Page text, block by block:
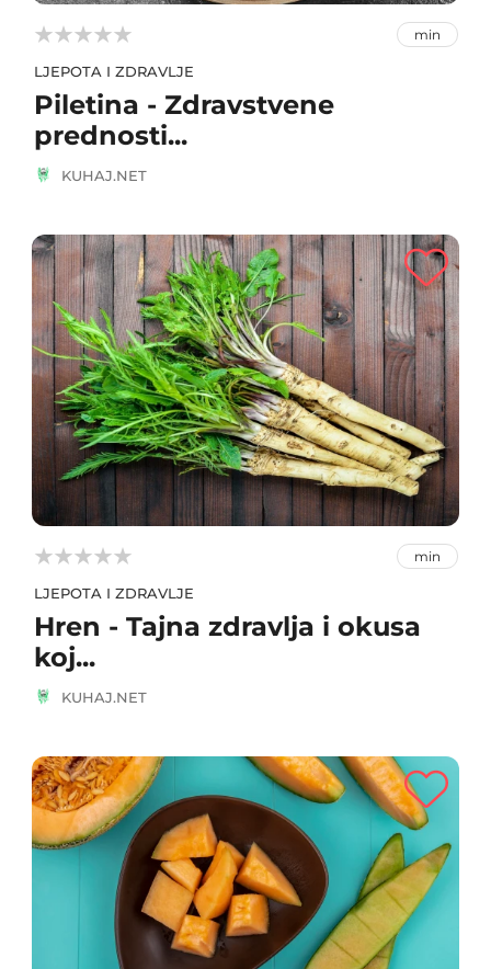


 min
LJEPOTA I ZDRAVLJE
Piletina - Zdravstvene
prednosti...
KUHAJ.NET


 min
LJEPOTA I ZDRAVLJE
Hren - Tajna zdravlja i okusa
koj...
KUHAJ.NET